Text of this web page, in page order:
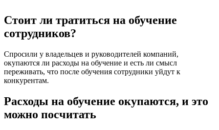
Стоит ли тратиться на обучение
сотрудников?
Спросили у владельцев и руководителей компаний,
окупаются ли расходы на обучение и есть ли смысл
переживать, что после обучения сотрудники уйдут к
конкурентам.
Расходы на обучение окупаются, и это
можно посчитать